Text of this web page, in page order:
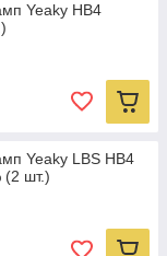
Yeaky HB4
Yeaky LBS HB4
(2 шт.)